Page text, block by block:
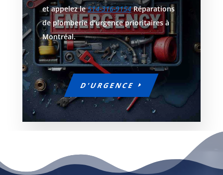
et appelez le514-316-9154Réparations
de plomberie d’urgence prioritaires à
Montréal.
D'URGENCE